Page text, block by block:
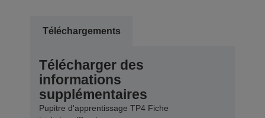
Téléchargements
Télécharger des
informations
supplémentaires
Pupitre d'apprentissage TP4 Fiche